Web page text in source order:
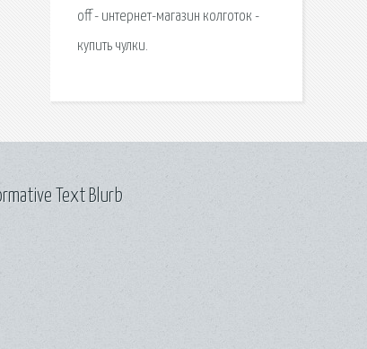
off - интернет-магазин колготок -
купить чулки.
Text Blurb